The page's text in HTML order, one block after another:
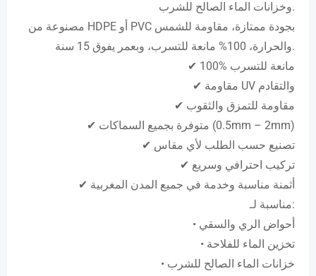
وخزانات الماء الصالح للشرب.
مصنوعة من HDPE أو PVC بجودة ممتازة، مقاومة للشمس
والحرارة، 100% مانعة للتسرب، وبعمر يفوق 15 سنة.
✔ 100% مانعة للتسرب
✔ مقاومة UV والتقادم
✔ مقاومة للتمزق والثقوب
✔ متوفرة بجميع السماكات (0.5mm – 2mm)
✔ تصنيع حسب الطلب لأي مقاس
✔ تركيب احترافي وسريع
✔ أثمنة مناسبة وخدمة في جميع المدن المغربية
مناسبة لـ:
• أحواض الري والسقي
• تخزين الماء للفلاحة
• خزانات الماء الصالح للشرب